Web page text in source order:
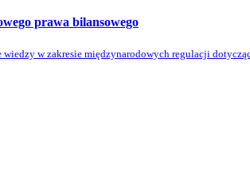
prawa bilansowego
w zakresie międzynarodowych regulacji